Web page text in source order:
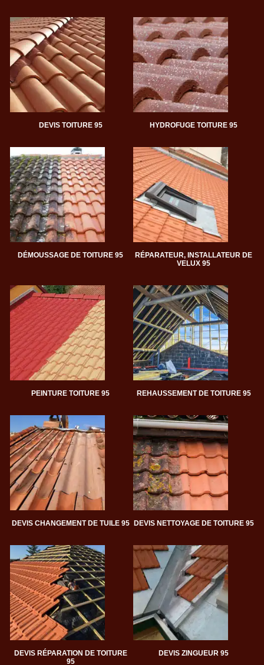
DEVIS TOITURE 95 HYDROFUGE TOITURE 95
DÉMOUSSAGE DE TOITURE 95
RÉPARATEUR, INSTALLATEUR DE
VELUX 95
PEINTURE TOITURE 95 REHAUSSEMENT DE TOITURE 95
DEVIS CHANGEMENT DE TUILE 95 DEVIS NETTOYAGE DE TOITURE 95
DEVIS RÉPARATION DE TOITURE
95
DEVIS ZINGUEUR 95